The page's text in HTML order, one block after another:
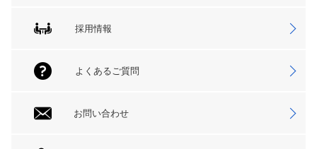
採用情報
よくあるご質問
お問い合わせ